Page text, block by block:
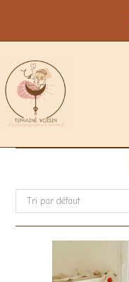
content
Tri par défaut